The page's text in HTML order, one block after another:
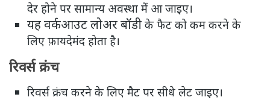
देर होने पर सामान्य अवस्था में आ जाइए।
यह वर्कआउट लोअर बॉडी के फैट को कम करने के
लिए फ़ायदेमंद होता है।
रिवर्स क्रंच
रिवर्स क्रंच करने के लिए मैट पर सीधे लेट जाइए।